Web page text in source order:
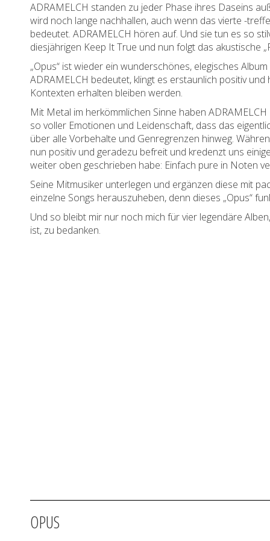
ADRAMELCH standen zu jeder Phase ihres Daseins
wird noch lange nachhallen, auch wenn das vierte -
bedeutet. ADRAMELCH hören auf. Und sie tun es so
diesjährigen Keep It True und nun folgt das akustische
„Opus“ ist wieder ein wunderschönes, elegisches
ADRAMELCH bedeutet, klingt es erstaunlich positiv
Kontexten erhalten bleiben werden.
Mit Metal im herkömmlichen Sinne haben
so voller Emotionen und Leidenschaft, dass das
über alle Vorbehalte und Genregrenzen hinweg.
nun positiv und geradezu befreit und kredenzt uns
weiter oben geschrieben habe: Einfach pure in Noten
Seine Mitmusiker unterlegen und ergänzen diese mit
einzelne Songs herauszuheben, denn dieses „Opus“
Und so bleibt mir nur noch mich für vier legendäre
ist, zu bedanken.
OPUS